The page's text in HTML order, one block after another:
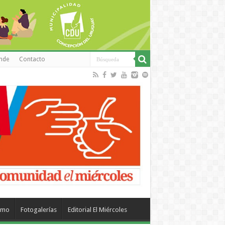
Contacto
Fotogalerías Editorial El Miércoles